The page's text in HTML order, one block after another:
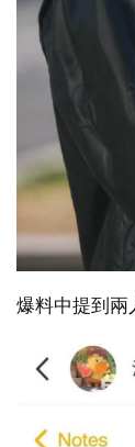
爆料中提到兩